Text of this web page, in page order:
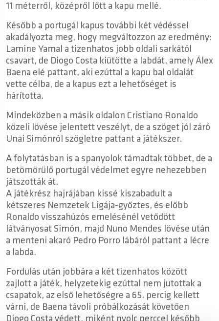
11 méterről, középről lőtt a kapu mellé.
Később a portugál kapus további két védéssel
akadályozta meg, hogy megváltozzon az eredmény:
Lamine Yamal a tizenhatos jobb oldali sarkától
csavart, de Diogo Costa kiütötte a labdát, amely Álex
Baena elé pattant, aki ezúttal a kapu bal oldalát
vette célba, de a kapus ezt a lehetőséget is
hárította.
Mindeközben a másik oldalon Cristiano Ronaldo
közeli lövése jelentett veszélyt, de a szöget jól záró
Unai Simónról szögletre pattant a játékszer.
A folytatásban is a spanyolok támadtak többet, de a
betömörülő portugál védelmet egyre nehezebben
játszották át.
A játékrész hajrájában kissé kiszabadult a
kétszeres Nemzetek Ligája-győztes, és előbb
Ronaldo visszahúzós emelésénél vetődött
látványosat Simón, majd Nuno Mendes lövése után
a menteni akaró Pedro Porro lábáról pattant a lécre
a labda.
Fordulás után jobbára a két tizenhatos között
zajlott a játék, helyzetekig ezúttal nem jutottak a
csapatok, az első lehetőségre a 65. percig kellett
várni, de Baena távoli próbálkozását követően
Diogo Costa védett, miként nyolc perccel később